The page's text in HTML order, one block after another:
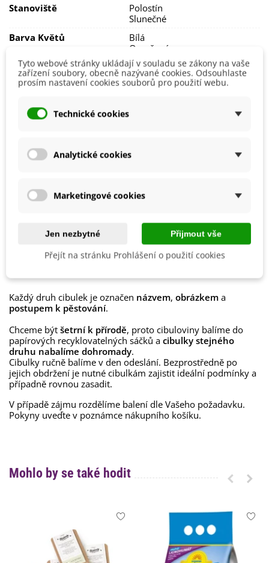
Pokud rostlinám dopřejte na zimu nastýlku
listí, tak je můžete nechat venkuceloročně
možností je po odkvětu
cibulky vyjmout
chladné místnosti
Stanoviště
Polostín
Slunečné
Barva Květů
Bílá
Oranžová
Doba Kvetení
Duben
Květen
Druhy Narcisu
Vegetační Doba
Trvalky
Období Výsadby
Každý druh cibulek je označen názvem, obrázkem a
postupem k pěstování.
Chceme být šetrní k přírodě, proto cibuloviny balíme do
papírových recyklovatelných sáčků a cibulky stejného
druhu nabalíme dohromady.
Cibulky ručně balíme v den odeslání. Bezprostředně po
jejich obdržení je nutné cibulkám zajistit ideální podmínky a
případně rovnou zasadit.
V případě zájmu rozdělíme balení dle Vašeho požadavku.
Pokyny uveďte v poznámce nákupního košíku.
Mohlo by se také hodit
Tyto webové stránky ukládají v souladu se zákony na vaše
zařízení soubory, obecně nazývané cookies. Odsouhlaste
prosím nastavení cookies souborů pro použití webu.
Technické cookies
Analytické cookies
Marketingové cookies
Jen nezbytné Přijmout vše
Přejít na stránku Prohlášení o použití cookies